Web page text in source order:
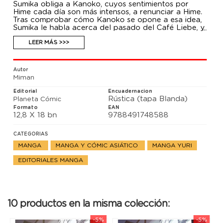
Sumika obliga a Kanoko, cuyos sentimientos por
Hime cada día son más intensos, a renunciar a Hime.
Tras comprobar cómo Kanoko se opone a esa idea,
Sumika le habla acerca del pasado del Café Liebe, y
los disgustos amorosos que ocurrieron allí. En
concreto, de cómo Sumika perdió a la chica con la
que formaba una hermandad. Y mientras las
intenciones de Kanoko, Sumika, Hime y Mitsuki se
entrelazan, las elecciones a Blume se acercan a su
punto más álgido…
LEER MÁS >>>
Autor
Miman
Editorial
Planeta Cómic
Encuadernacion
Rústica (tapa Blanda)
Formato
12,8 X 18 bn
EAN
9788491748588
CATEGORIAS
MANGA MANGA Y CÓMIC ASIÁTICO MANGA YURI
EDITORIALES MANGA
10 productos en la misma colección:
-5% -5%